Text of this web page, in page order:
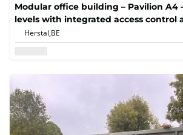
Modular office building – Pavilion A4
levels with integrated access control
automation/ Other units and
Herstal,BE